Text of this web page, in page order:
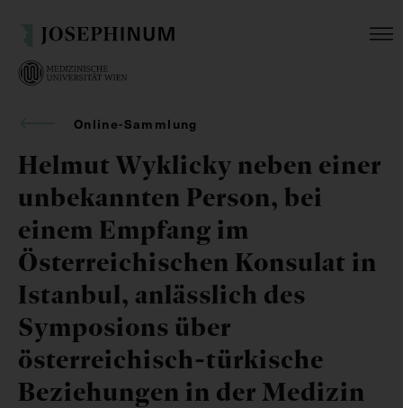
Online-Sammlung
Helmut Wyklicky neben einer
unbekannten Person, bei
einem Empfang im
Österreichischen Konsulat in
Istanbul, anlässlich des
Symposions über
österreichisch-türkische
Beziehungen in der Medizin